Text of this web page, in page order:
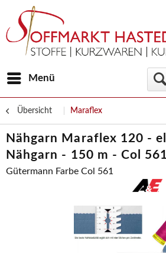
Menü
Übersicht Maraflex
Nähgarn Maraflex 120 -
Nähgarn - 150 m - Col 561
Gütermann Farbe Col 561